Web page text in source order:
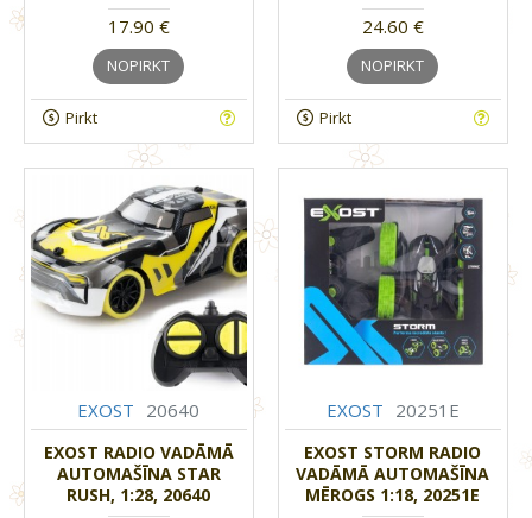
17.90 €
NOPIRKT
Pirkt
24.60 €
NOPIRKT
Pirkt
EXOST 20640
EXOST RADIO VADĀMĀ
AUTOMAŠĪNA STAR
RUSH, 1:28, 20640
EXOST 20251E
EXOST STORM RADIO
VADĀMĀ AUTOMAŠĪNA
MĒROGS 1:18, 20251E